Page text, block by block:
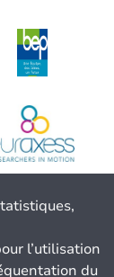
l’utilisation
du